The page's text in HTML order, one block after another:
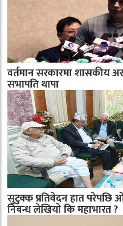
वर्तमान सरकारमा शासकीय
सभापति थापा
सुटुक्क प्रतिवेदन हात
निबन्ध लेखियो कि महाभारत ?